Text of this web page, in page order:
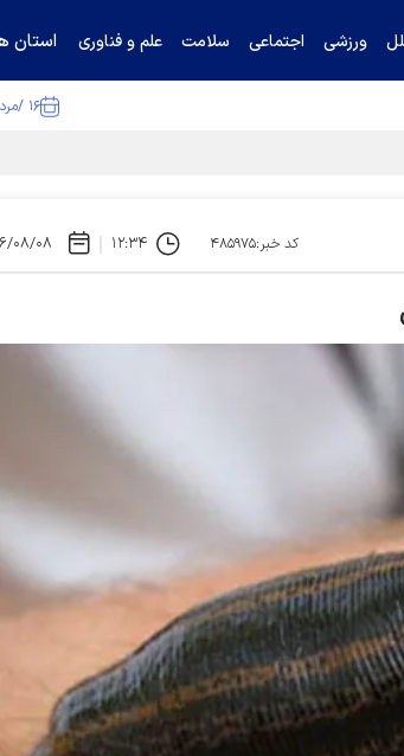
ورزشی اجتماعی سلامت علم و فناوری استان
۱۶ /مرداد /۱۴۰۵
کد خبر:۴۸۵۹۷۵ ۱۲:۳۴ ۱۳۹۶/